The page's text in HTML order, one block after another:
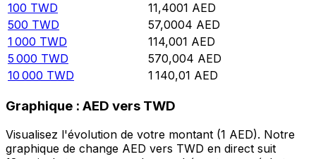
100 TWD 11,4001 AED
500 TWD 57,0004 AED
1 000 TWD 114,001 AED
5 000 TWD 570,004 AED
10 000 TWD 1 140,01 AED
Graphique : AED vers TWD
Visualisez l'évolution de votre montant (1 AED). Notre
graphique de change AED vers TWD en direct suit